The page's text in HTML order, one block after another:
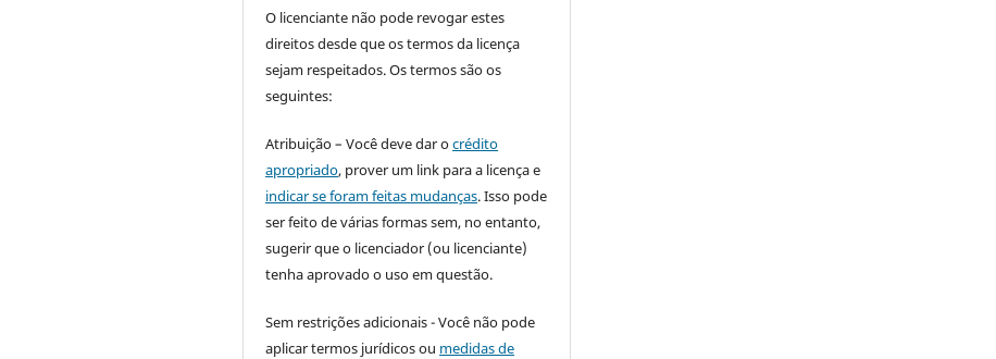
O licenciante não pode revogar estes
direitos desde que os termos da licença
sejam respeitados. Os termos são os
seguintes:
Atribuição – Você deve dar ocrédito
apropriado, prover um link para a licença e
indicar se foram feitas mudanças. Isso pode
ser feito de várias formas sem, no entanto,
sugerir que o licenciador (ou licenciante)
tenha aprovado o uso em questão.
Sem restrições adicionais - Você não pode
aplicar termos jurídicos ou medidas de